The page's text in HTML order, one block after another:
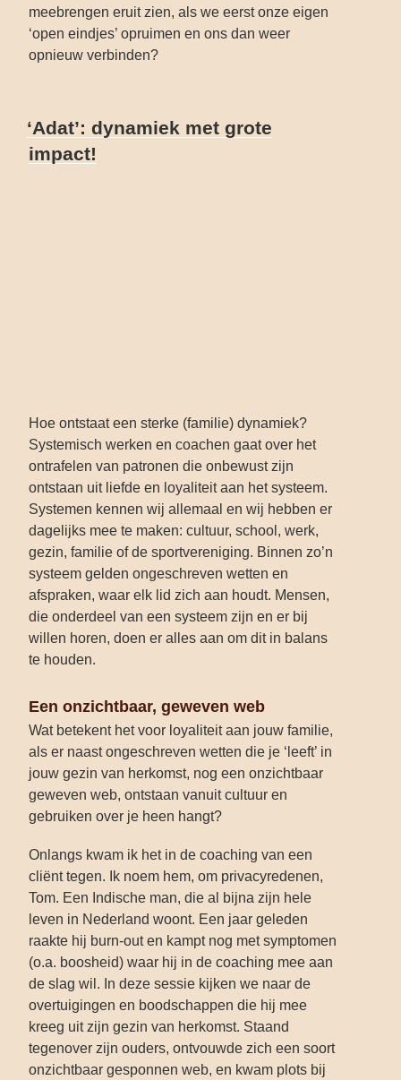
meebrengen eruit zien, als we eerst onze eigen
‘open eindjes’ opruimen en ons dan weer
opnieuw verbinden?
GEPLAATST
‘Adat’: dynamiek met grote
impact!
Hoe ontstaat een sterke (familie) dynamiek?
Systemisch werken en coachen gaat over het
ontrafelen van patronen die onbewust zijn
ontstaan uit liefde en loyaliteit aan het systeem.
Systemen kennen wij allemaal en wij hebben er
dagelijks mee te maken: cultuur, school, werk,
gezin, familie of de sportvereniging. Binnen zo’n
systeem gelden ongeschreven wetten en
afspraken, waar elk lid zich aan houdt. Mensen,
die onderdeel van een systeem zijn en er bij
willen horen, doen er alles aan om dit in balans
te houden.
Een onzichtbaar, geweven web
Wat betekent het voor loyaliteit aan jouw familie,
als er naast ongeschreven wetten die je ‘leeft’ in
jouw gezin van herkomst, nog een onzichtbaar
geweven web, ontstaan vanuit cultuur en
gebruiken over je heen hangt?
Onlangs kwam ik het in de coaching van een
cliënt tegen. Ik noem hem, om privacyredenen,
Tom. Een Indische man, die al bijna zijn hele
leven in Nederland woont. Een jaar geleden
raakte hij burn-out en kampt nog met symptomen
(o.a. boosheid) waar hij in de coaching mee aan
de slag wil. In deze sessie kijken we naar de
overtuigingen en boodschappen die hij mee
kreeg uit zijn gezin van herkomst. Staand
tegenover zijn ouders, ontvouwde zich een soort
onzichtbaar gesponnen web, en kwam plots bij